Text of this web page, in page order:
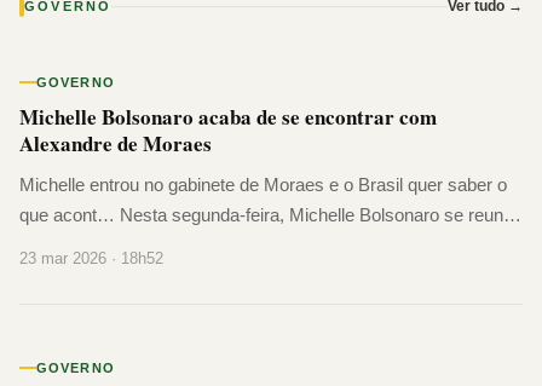
GOVERNO Ver tudo →
GOVERNO
Michelle Bolsonaro acaba de se encontrar com
Alexandre de Moraes
Michelle entrou no gabinete de Moraes e o Brasil quer saber o
que acont… Nesta segunda-feira, Michelle Bolsonaro se reuniu
23 mar 2026 · 18h52
GOVERNO